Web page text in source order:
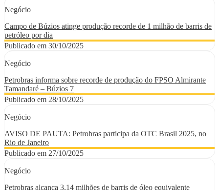
Negócio
Campo de Búzios atinge produção recorde de 1 milhão de barris de
petróleo por dia
Publicado em 30/10/2025
Negócio
Petrobras informa sobre recorde de produção do FPSO Almirante
Tamandaré – Búzios 7
Publicado em 28/10/2025
Negócio
AVISO DE PAUTA: Petrobras participa da OTC Brasil 2025, no
Rio de Janeiro
Publicado em 27/10/2025
Negócio
Petrobras alcança 3,14 milhões de barris de óleo equivalente